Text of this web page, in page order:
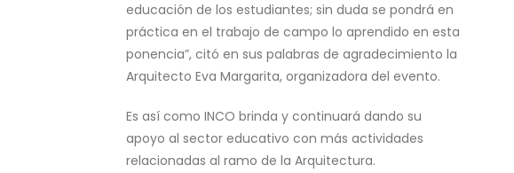
educación de los estudiantes; sin duda se pondrá en
práctica en el trabajo de campo lo aprendido en esta
ponencia”, citó en sus palabras de agradecimiento la
Arquitecto Eva Margarita, organizadora del evento.
Es así como INCO brinda y continuará dando su
apoyo al sector educativo con más actividades
relacionadas al ramo de la Arquitectura.